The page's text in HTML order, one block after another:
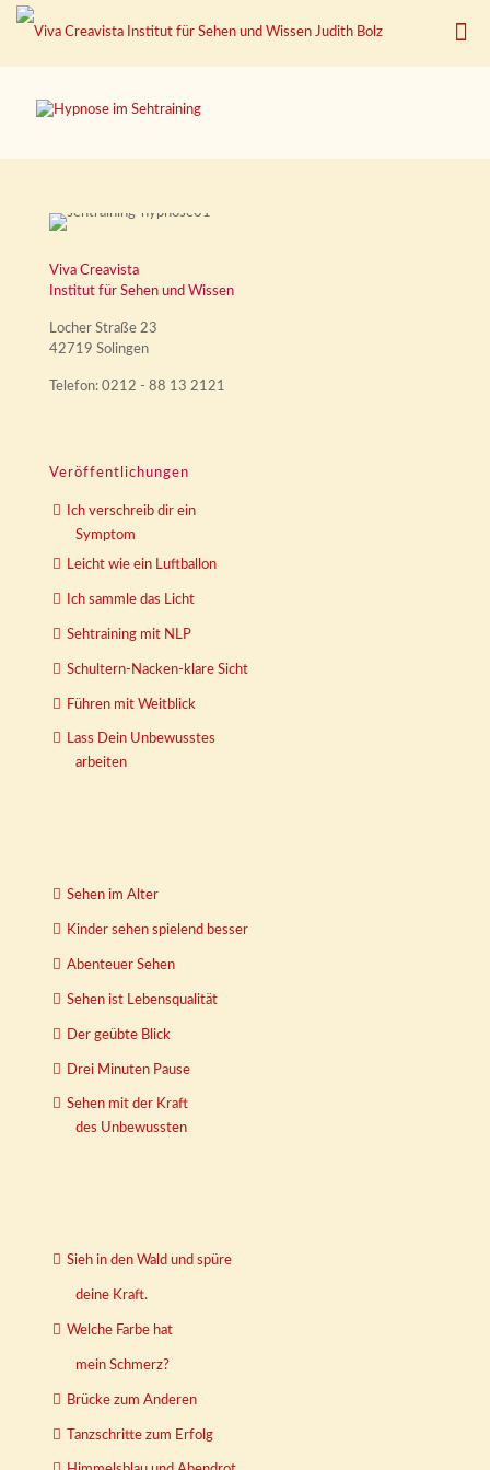
Viva Creavista
Institut für Sehen und Wissen
Locher Straße 23
42719 Solingen
Telefon: 0212 - 88 13 2121
Veröffentlichungen
Ich verschreib dir ein
Symptom
Leicht wie ein Luftballon
Ich sammle das Licht
Sehtraining mit NLP
Schultern-Nacken-klare Sicht
Führen mit Weitblick
Lass Dein Unbewusstes
arbeiten
Sehen im Alter
Kinder sehen spielend besser
Abenteuer Sehen
Sehen ist Lebensqualität
Der geübte Blick
Drei Minuten Pause
Sehen mit der Kraft
des Unbewussten
Sieh in den Wald und spüre
deine Kraft.
Welche Farbe hat
mein Schmerz?
Brücke zum Anderen
Tanzschritte zum Erfolg